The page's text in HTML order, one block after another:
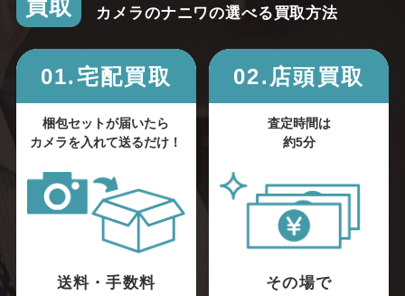
買取
カメラのナニワの選べる買取方法
01.宅配買取
梱包セットが届いたら
カメラを入れて送るだけ！
送料・手数料
02.店頭買取
査定時間は
約5分
その場で